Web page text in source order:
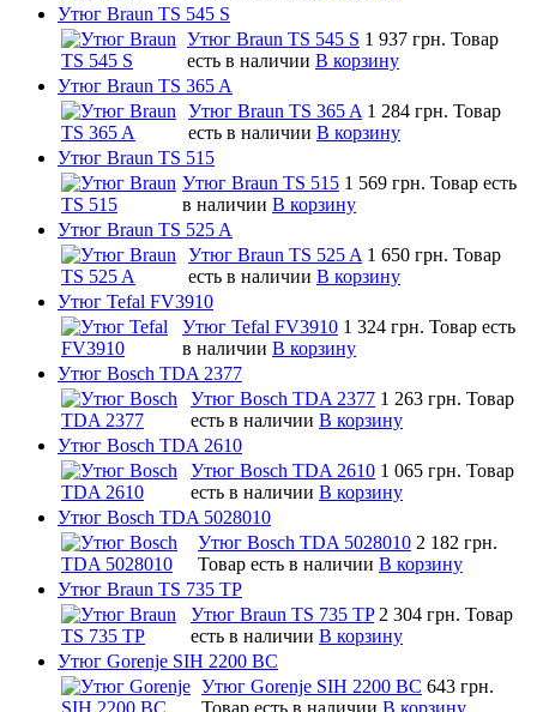
Утюг Braun TS 545 S
Утюг Braun TS 545 S 1 937 грн. Товар
есть в наличии В корзину
Утюг Braun TS 365 A
Утюг Braun TS 365 A 1 284 грн. Товар
есть в наличии В корзину
Утюг Braun TS 515
Утюг Braun TS 515 1 569 грн. Товар есть
в наличии В корзину
Утюг Braun TS 525 A
Утюг Braun TS 525 A 1 650 грн. Товар
есть в наличии В корзину
Утюг Tefal FV3910
Утюг Tefal FV3910 1 324 грн. Товар есть
в наличии В корзину
Утюг Bosch TDA 2377
Утюг Bosch TDA 2377 1 263 грн. Товар
есть в наличии В корзину
Утюг Bosch TDA 2610
Утюг Bosch TDA 2610 1 065 грн. Товар
есть в наличии В корзину
Утюг Bosch TDA 5028010
Утюг Bosch TDA 5028010 2 182 грн.
Товар есть в наличии В корзину
Утюг Braun TS 735 TP
Утюг Braun TS 735 TP 2 304 грн. Товар
есть в наличии В корзину
Утюг Gorenje SIH 2200 BC
Утюг Gorenje SIH 2200 BC 643 грн.
Товар есть в наличии В корзину